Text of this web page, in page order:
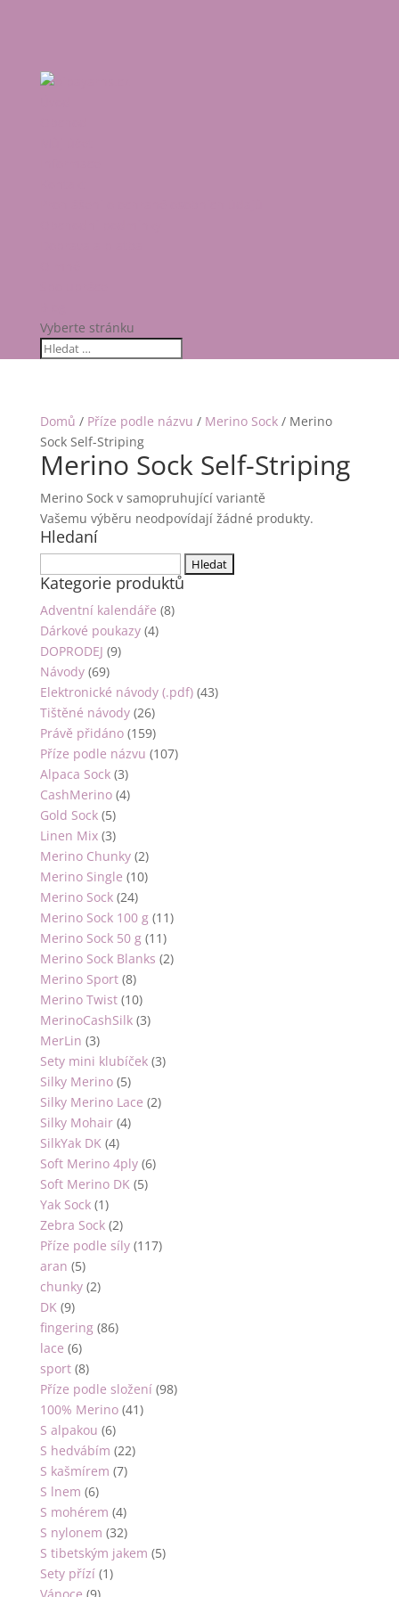
Vyberte stránku
Domů / Příze podle názvu / Merino Sock/ Merino
Sock Self-Striping
Merino Sock Self-Striping
Merino Sock v samopruhující variantě
Vašemu výběru neodpovídají žádné produkty.
Hledaní
Kategorie produktů
Adventní kalendáře (8)
Dárkové poukazy (4)
DOPRODEJ (9)
Návody (69)
Elektronické návody (.pdf) (43)
Tištěné návody (26)
Právě přidáno (159)
Příze podle názvu (107)
Alpaca Sock (3)
CashMerino (4)
Gold Sock (5)
Linen Mix (3)
Merino Chunky (2)
Merino Single (10)
Merino Sock (24)
Merino Sock 100 g (11)
Merino Sock 50 g (11)
Merino Sock Blanks (2)
Merino Sport (8)
Merino Twist (10)
MerinoCashSilk (3)
MerLin (3)
Sety mini klubíček (3)
Silky Merino (5)
Silky Merino Lace (2)
Silky Mohair (4)
SilkYak DK (4)
Soft Merino 4ply (6)
Soft Merino DK (5)
Yak Sock (1)
Zebra Sock (2)
Příze podle síly (117)
aran (5)
chunky (2)
DK (9)
fingering (86)
lace (6)
sport (8)
Příze podle složení (98)
100% Merino (41)
S alpakou (6)
S hedvábím (22)
S kašmírem (7)
S lnem (6)
S mohérem (4)
S nylonem (32)
S tibetským jakem (5)
Sety přízí (1)